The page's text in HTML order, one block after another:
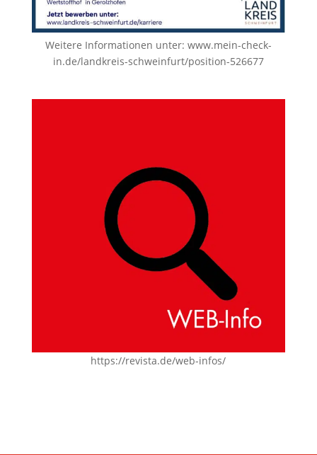
Weitere Informationen unter: www.mein-check-
in.de/landkreis-schweinfurt/position-526677
https://revista.de/web-infos/